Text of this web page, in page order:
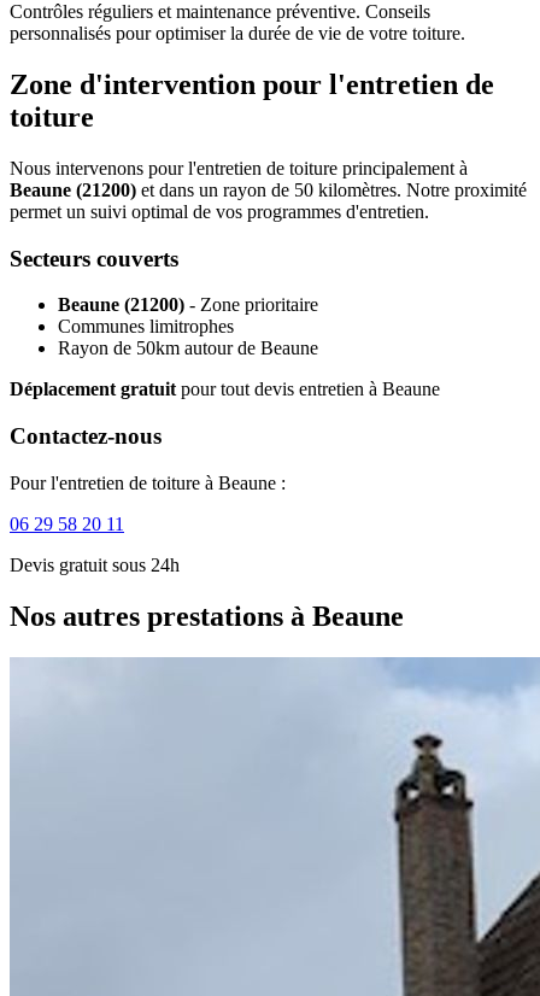
Contrôles réguliers et maintenance préventive. Conseils
personnalisés pour optimiser la durée de vie de votre toiture.
Zone d'intervention pour l'entretien de
toiture
Nous intervenons pour l'entretien de toiture principalement à
Beaune (21200) et dans un rayon de 50 kilomètres. Notre proximité
permet un suivi optimal de vos programmes d'entretien.
Secteurs couverts
Beaune (21200) - Zone prioritaire
Communes limitrophes
Rayon de 50km autour de Beaune
Déplacement gratuit pour tout devis entretien à Beaune
Contactez-nous
Pour l'entretien de toiture à Beaune :
06 29 58 20 11
Devis gratuit sous 24h
Nos autres prestations à Beaune